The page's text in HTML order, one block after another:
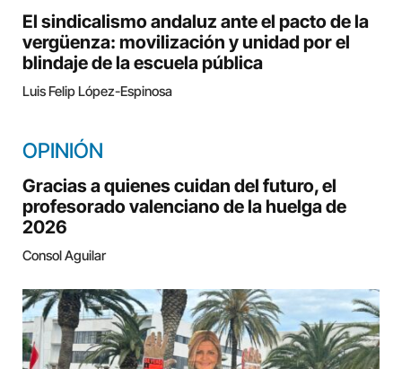
El sindicalismo andaluz ante el pacto de la
vergüenza: movilización y unidad por el
blindaje de la escuela pública
Luis Felip López-Espinosa
OPINIÓN
Gracias a quienes cuidan del futuro, el
profesorado valenciano de la huelga de
2026
Consol Aguilar